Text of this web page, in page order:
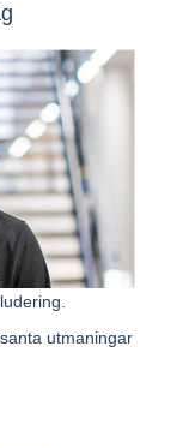
utmaningar